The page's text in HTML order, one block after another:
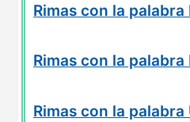
Rimas con la palabra
Rimas con la
Rimas con la palabra